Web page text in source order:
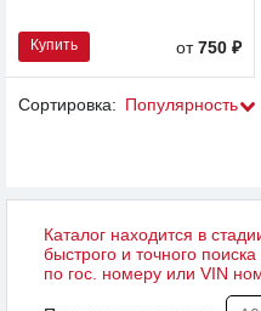
Купить от750 ₽
Сортировка: Популярность
Каталог находится в
быстрого и точного
по гос. номеру или VIN